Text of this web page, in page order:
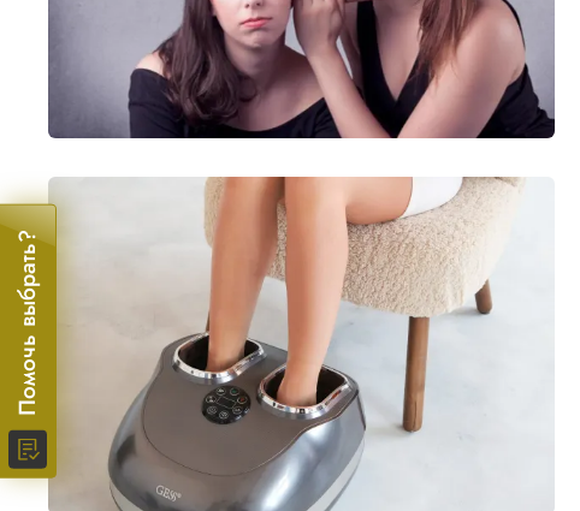
Помочь выбрать?